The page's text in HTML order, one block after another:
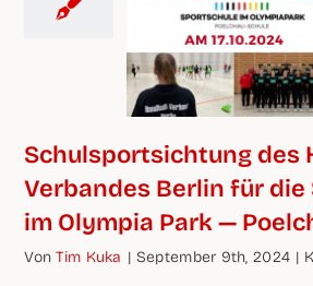
Schul­sport­sich­tung des
Ver­­­ban­­des Ber­lin für
im Olym­pia Park —
VonTim Kuka | Sep­tem­ber 9th, 2024 |